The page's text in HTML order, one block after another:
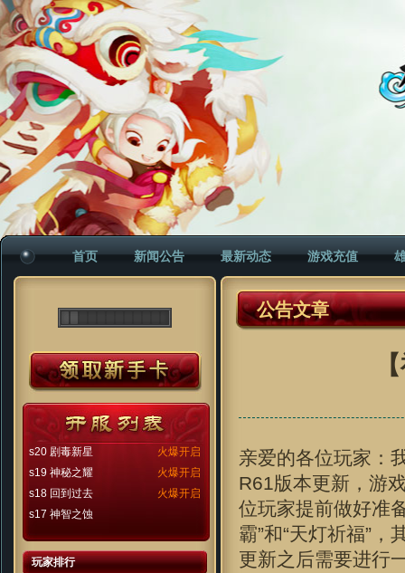
首页 新闻公告 最新动态 游戏充值
火爆开启
s20 剧毒新星
火爆开启
s19 神秘之耀
火爆开启
s18 回到过去
s17 神智之蚀
玩家排行
公告文章
亲爱的各位玩家：
R61版本更新，游
位玩家提前做好准
霸”和“天灯祈福”
更新之后需要进行